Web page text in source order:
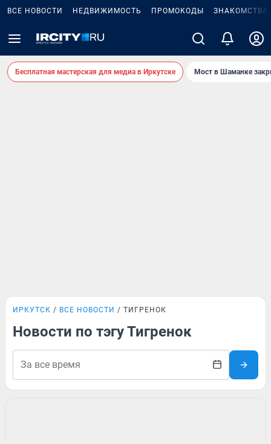
ВСЕ НОВОСТИ НЕДВИЖИМОСТЬ ПРОМОКОДЫ ЗНАКОМСТВА
Бесплатная мастерская для медиа в Иркутске Мост в Шаманке
ИРКУТСК ВСЕ НОВОСТИ ТИГРЕНОК
Новости по тэгу Тигренок